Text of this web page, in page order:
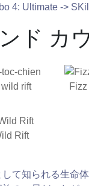
4: Ultimate ->
ド カ
rift
Rift
して知られる生命